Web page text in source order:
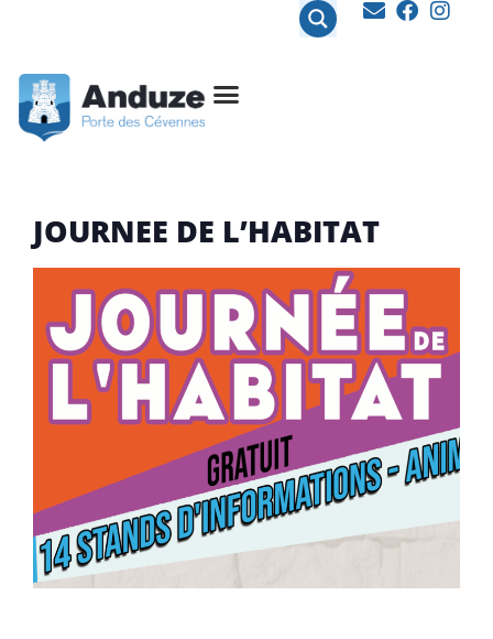
JOURNEE DE L’HABITAT